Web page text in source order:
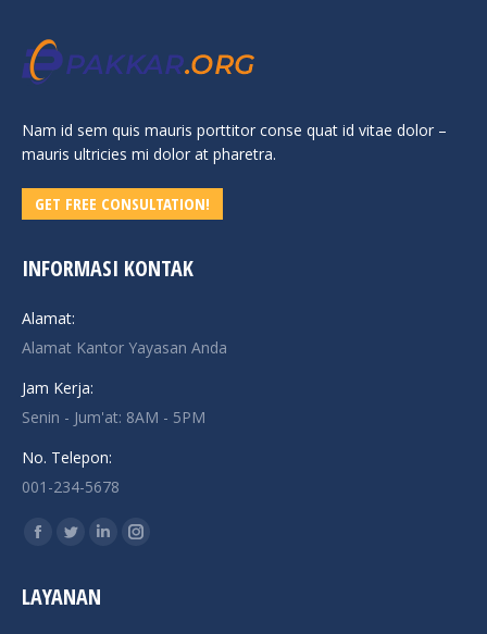
Nam id sem quis mauris porttitor conse quat id vitae dolor –
mauris ultricies mi dolor at pharetra.
GET FREE CONSULTATION!
INFORMASI KONTAK
Alamat:
Alamat Kantor Yayasan Anda
Jam Kerja:
Senin - Jum'at: 8AM - 5PM
No. Telepon:
001-234-5678
Find us on:
Facebook
opens
Twitter
opens
LinkedinInstagram
LAYANAN